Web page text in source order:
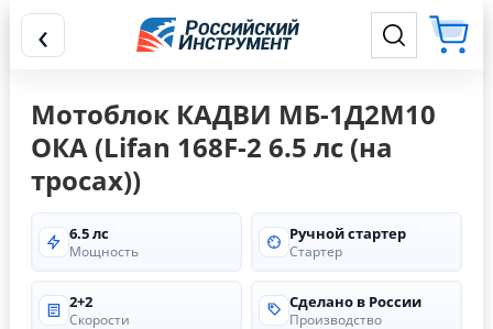
‹
Мотоблок КАДВИ МБ-1Д2М10
ОКА (Lifan 168F-2 6.5 лс (на
тросах))
6.5 лс
Мощность
Ручной стартер
Стартер
2+2
Скорости
Сделано в России
Производство